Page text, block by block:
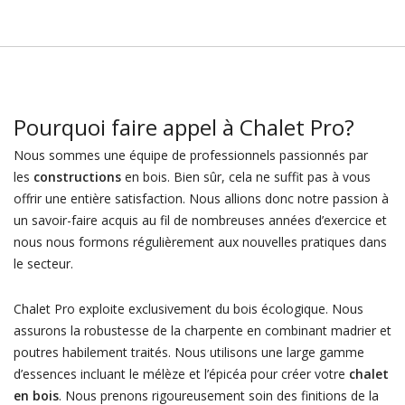
Pourquoi faire appel à Chalet Pro?
Nous sommes une équipe de professionnels passionnés par
les constructionsen bois. Bien sûr, cela ne suffit pas à vous
offrir une entière satisfaction. Nous allions donc notre passion à
un savoir-faire acquis au fil de nombreuses années d’exercice et
nous nous formons régulièrement aux nouvelles pratiques dans
le secteur.
Chalet Pro exploite exclusivement du bois écologique. Nous
assurons la robustesse de la charpente en combinant madrier et
poutres habilement traités. Nous utilisons une large gamme
d’essences incluant le mélèze et l’épicéa pour créer votre chalet
en bois. Nous prenons rigoureusement soin des finitions de la